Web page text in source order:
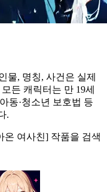
물, 명칭, 사건은 실제
든 캐릭터는 만 19세
동·청소년 보호법 등
.
온 여사친] 작품을 검색